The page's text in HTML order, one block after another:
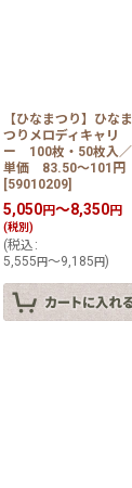
絞り込む
【ひなまつり】ひなま
つりメロディキャリ
ー 100枚・50枚入／
単価 83.50〜101円
[59010209]
5,050円～8,350円
(税別)
(税込 :
5,555 円～9,185 円)